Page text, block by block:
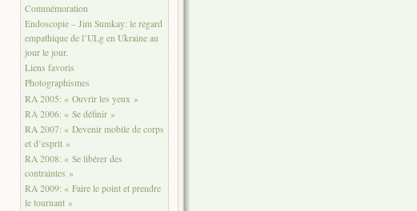
Commémoration
Endoscopie – Jim Sumkay: le regard
empathique de l’ULg en Ukraine au
jour le jour.
Liens favoris
Photographismes
RA 2005: « Ouvrir les yeux »
RA 2006: « Se définir »
RA 2007: « Devenir mobile de corps
et d’esprit »
RA 2008: « Se libérer des
contraintes »
RA 2009: « Faire le point et prendre
le tournant »